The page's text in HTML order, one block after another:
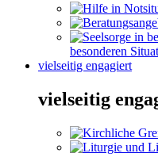
besonderen
vielseitig engagiert
vielseitig